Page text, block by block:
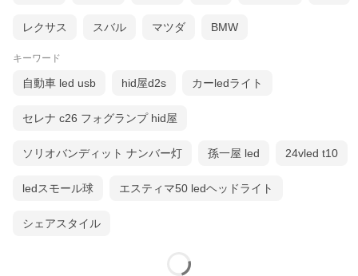
レクサス スバル マツダ BMW
キーワード
自動車 led usb hid屋d2s カーledライト
セレナ c26 フォグランプ hid屋
ソリオバンディット ナンバー灯 孫一屋 led 24vled t10
ledスモール球 エスティマ50 ledヘッドライト
シェアスタイル